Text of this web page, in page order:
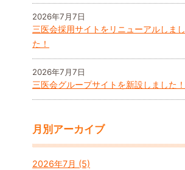
2026年7月7日
三医会採用サイトをリニューアルしまし
た！
2026年7月7日
三医会グループサイトを新設しました！
月別アーカイブ
2026年7月 (5)